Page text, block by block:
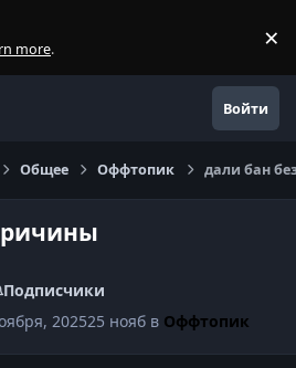
more. ×
Войти
Общее Оффтопик дали бан
Подписчики
202525 нояб в Оффтопик